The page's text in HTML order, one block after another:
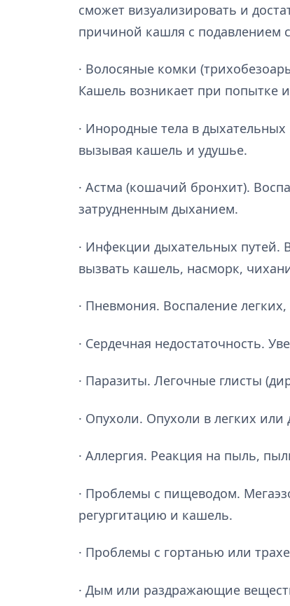
сможет визуализировать и
причиной кашля с подавлением
· Волосяные комки
Кашель возникает при попытке
· Инородные тела в дыхательных
вызывая кашель и удушье.
· Астма (кошачий бронхит).
затрудненным дыханием.
· Инфекции дыхательных путей.
вызвать кашель, насморк,
· Пневмония. Воспаление
· Сердечная недостаточность.
· Паразиты. Легочные глисты
· Опухоли. Опухоли в легких или
· Аллергия. Реакция на пыль,
· Проблемы с пищеводом.
регургитацию и кашель.
· Проблемы с гортанью или
· Дым или раздражающие